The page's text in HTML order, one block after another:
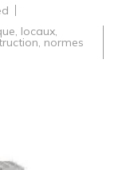
, locaux,
, normes